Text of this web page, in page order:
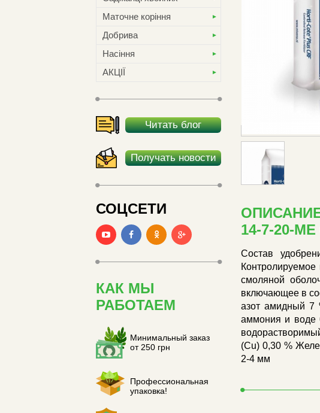
Маточне коріння
Добрива
Насіння
АКЦІЇ
Читать блог
Получать новости
СОЦСЕТИ
КАК МЫ
РАБОТАЕМ
Минимальный заказ
от 250 грн
Профессиональная
упаковка!
ОПИСАНИЕ
14-7-20-ME
Состав
смоляной
включающее в
азот амидный 7
аммония и воде
(Cu) 0,30 %
2-4 мм